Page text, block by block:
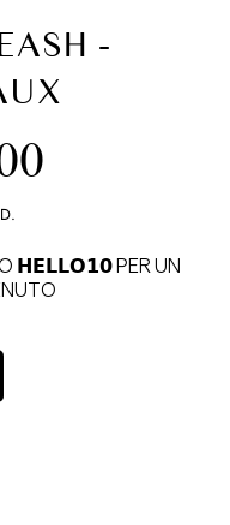
-
𝗛𝗘𝗟𝗟𝗢𝟭𝟬 PER UN